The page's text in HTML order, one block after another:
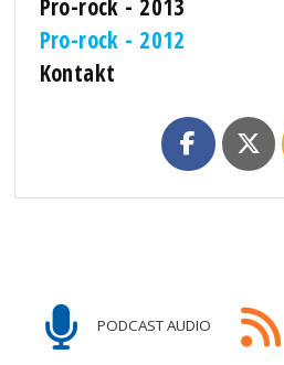
Pro-rock - 2013
Pro-rock - 2012
Kontakt
PODCAST AUDIO